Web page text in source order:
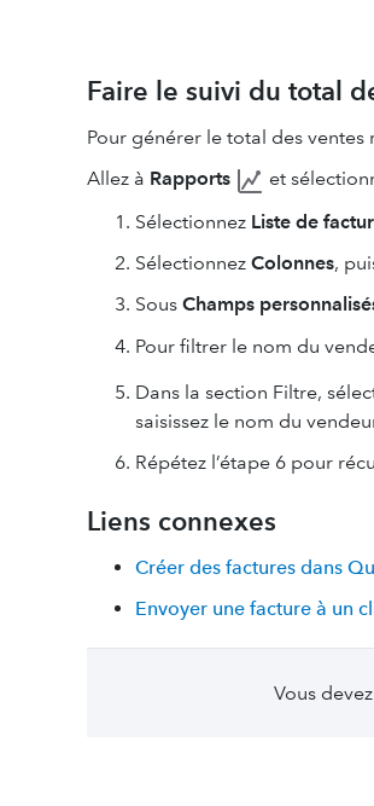
Faire le suivi du total
Pour générer le total des
Allez à Rapports et
Sélectionnez Liste de
Sélectionnez Colonnes,
Sous Champs
Pour filtrer le nom du
Dans la section Filtre,
saisissez le nom du
Répétez l’étape 6 pour
Liens connexes
Créer des factures dans
Envoyer une facture à un
Vous devez